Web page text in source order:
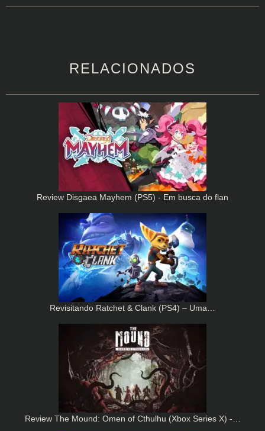
RELACIONADOS
Review Disgaea Mayhem (PS5) - Em busca do flan
Revisitando Ratchet & Clank (PS4) – Uma…
Review The Mound: Omen of Cthulhu (Xbox Series X) -…